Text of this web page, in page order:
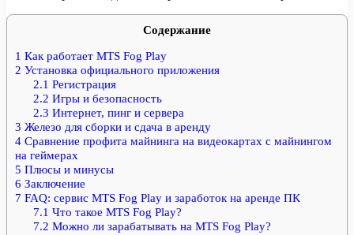
Содержание
1 Как работает MTS Fog Play
2 Установка официального приложения
2.1 Регистрация
2.2 Игры и безопасность
2.3 Интернет, пинг и сервера
3 Железо для сборки и сдача в аренду
4 Сравнение профита майнинга на видеокартах с майнингом
на геймерах
5 Плюсы и минусы
6 Заключение
7 FAQ: сервис MTS Fog Play и заработок на аренде ПК
7.1 Что такое MTS Fog Play?
7.2 Можно ли зарабатывать на MTS Fog Play?